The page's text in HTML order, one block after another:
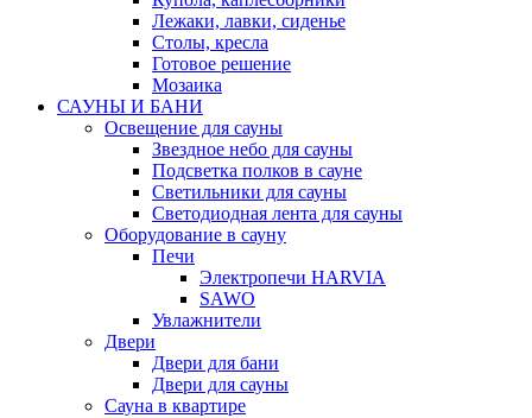
Лежаки, лавки, сиденье
Столы, кресла
Готовое решение
Мозаика
САУНЫ И БАНИ
Освещение для сауны
Звездное небо для сауны
Подсветка полков в сауне
Светильники для сауны
Светодиодная лента для сауны
Оборудование в сауну
Печи
Электропечи HARVIA
SAWO
Увлажнители
Двери
Двери для бани
Двери для сауны
Сауна в квартире